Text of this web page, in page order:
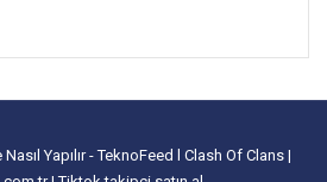
Yapılır - TeknoFeed Clash Of Clans |